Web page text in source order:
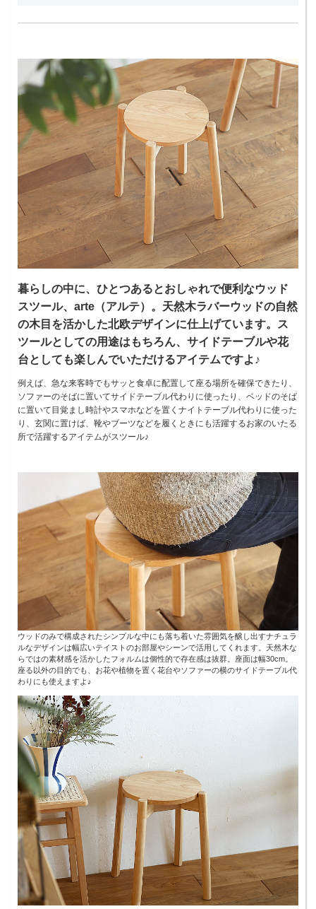
暮らしの中に、ひとつあるとおしゃれで便利なウッド
スツール、arte（アルテ）。天然木ラバーウッドの自然
の木目を活かした北欧デザインに仕上げています。ス
ツールとしての用途はもちろん、サイドテーブルや花
台としても楽しんでいただけるアイテムですよ♪
例えば、急な来客時でもサッと食卓に配置して座る場所を確保できたり、
ソファーのそばに置いてサイドテーブル代わりに使ったり、ベッドのそば
に置いて目覚まし時計やスマホなどを置くナイトテーブル代わりに使った
り、玄関に置けば、靴やブーツなどを履くときにも活躍するお家のいたる
所で活躍するアイテムがスツール♪
ウッドのみで構成されたシンプルな中にも落ち着いた雰囲気を醸し出すナチュラ
ルなデザインは幅広いテイストのお部屋やシーンで活用してくれます。天然木な
らではの素材感を活かしたフォルムは個性的で存在感は抜群。座面は幅30cm。
座る以外の目的でも、お花や植物を置く花台やソファーの横のサイドテーブル代
わりにも使えますよ♪